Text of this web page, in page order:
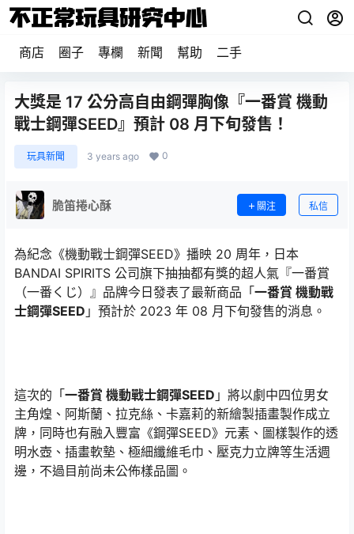
商店 圈子 專欄 新聞 幫助 二手
大獎是 17 公分高自由鋼彈胸像『一番賞 機動
戰士鋼彈SEED』預計 08 月下旬發售！
玩具新聞 3 years ago 0
脆笛捲心酥 關注 私信
為紀念《機動戰士鋼彈SEED》播映 20 周年，日本
BANDAI SPIRITS 公司旗下抽抽都有獎的超人氣『一番賞
（一番くじ）』品牌今日發表了最新商品「一番賞 機動戰
士鋼彈SEED 」預計於 2023 年 08 月下旬發售的消息。
這次的「一番賞 機動戰士鋼彈SEED 」將以劇中四位男女
主角煌、阿斯蘭、拉克絲、卡嘉莉的新繪製插畫製作成立
牌，同時也有融入豐富《鋼彈SEED》元素、圖樣製作的透
明水壺、插畫軟墊、極細纖維毛巾、壓克力立牌等生活週
邊，不過目前尚未公佈樣品圖。